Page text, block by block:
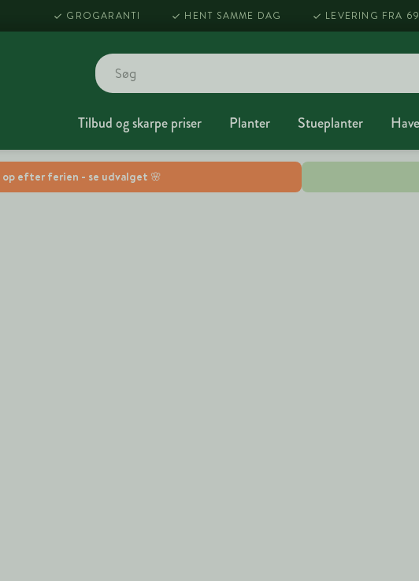
op efter ferien - se udvalget 🌸
GROGARANTI HENT SAMME DAG LEVERING FRA
Tilbud og skarpe priser Planter Stueplanter Have